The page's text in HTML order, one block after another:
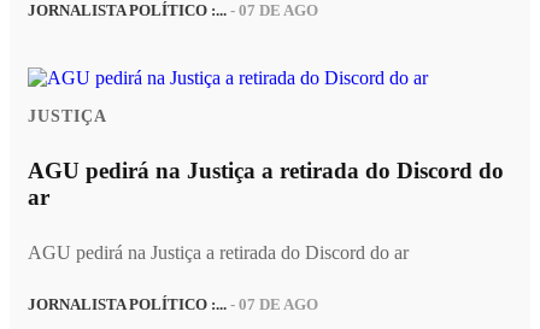
JORNALISTA POLÍTICO :... - 07 DE AGO
JUSTIÇA
AGU pedirá na Justiça a retirada do Discord do
ar
AGU pedirá na Justiça a retirada do Discord do ar
JORNALISTA POLÍTICO :... - 07 DE AGO